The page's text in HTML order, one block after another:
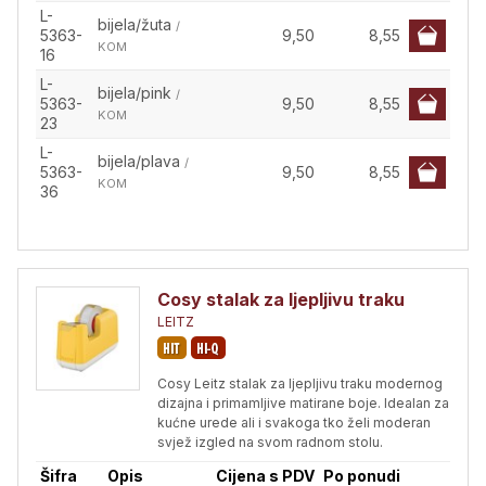
L-
5363-
16
bijela/žuta /
KOM
9,50 8,55
L-
5363-
23
bijela/pink /
KOM
9,50 8,55
L-
5363-
36
bijela/plava /
KOM
9,50 8,55
Cosy stalak za ljepljivu traku
LEITZ
Cosy Leitz stalak za ljepljivu traku modernog
dizajna i primamljive matirane boje. Idealan za
kućne urede ali i svakoga tko želi moderan
svjež izgled na svom radnom stolu.
Šifra Opis Cijena s PDV Po ponudi